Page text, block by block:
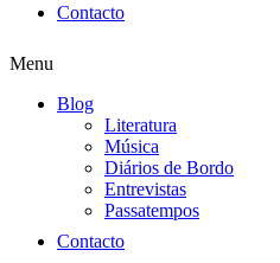
Contacto
Menu
Blog
Literatura
Música
Diários de Bordo
Entrevistas
Passatempos
Contacto